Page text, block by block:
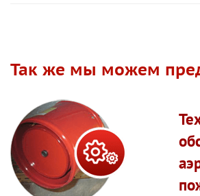
Так же мы можем